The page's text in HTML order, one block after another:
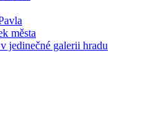
města
jedinečné galerii hradu